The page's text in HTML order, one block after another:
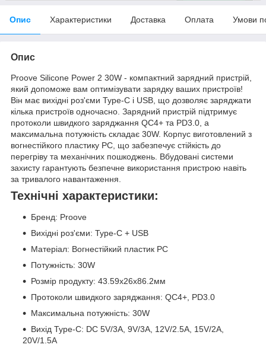
Опис Характеристики Доставка Оплата Умови
Опис
Proove Silicone Power 2 30W - компактний зарядний пристрій,
який допоможе вам оптимізувати зарядку ваших пристроїв!
Він має вихідні роз'єми Type-C і USB, що дозволяє заряджати
кілька пристроїв одночасно. Зарядний пристрій підтримує
протоколи швидкого заряджання QC4+ та PD3.0, а
максимальна потужність складає 30W. Корпус виготовлений з
вогнестійкого пластику PC, що забезпечує стійкість до
перегріву та механічних пошкоджень. Вбудовані системи
захисту гарантують безпечне використання пристрою навіть
за тривалого навантаження.
Технічні характеристики:
Бренд: Proove
Вихідні роз'єми: Type-C + USB
Матеріал: Вогнестійкий пластик PC
Потужність: 30W
Розмір продукту: 43.59х26х86.2мм
Протоколи швидкого заряджання: QC4+, PD3.0
Максимальна потужність: 30W
Вихід Type-C: DC 5V/3A, 9V/3A, 12V/2.5A, 15V/2A,
20V/1.5A